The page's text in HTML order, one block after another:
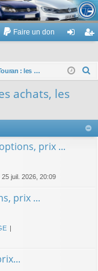
Touran
Faire un don
ne nr
Touran : les modèles, les prix, les achats, les options, ...
r
achats, les
prix ...
, 25 juil. 2026, 20:09
prix ...